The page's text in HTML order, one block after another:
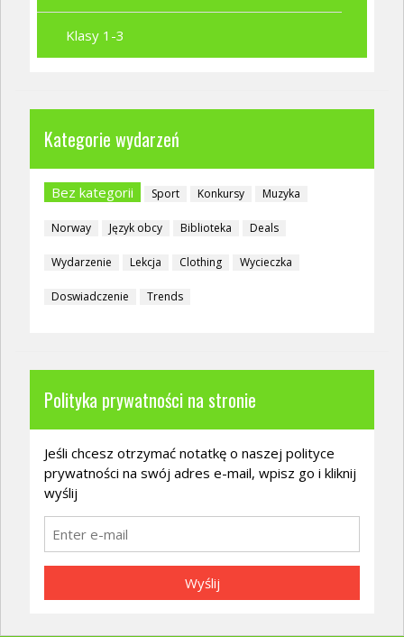
Klasy 1-3
Kategorie wydarzeń
Bez kategorii Sport Konkursy Muzyka
Norway Język obcy Biblioteka Deals
Wydarzenie Lekcja Clothing Wycieczka
Doswiadczenie Trends
Polityka prywatności na stronie
Jeśli chcesz otrzymać notatkę o naszej polityce
prywatności na swój adres e-mail, wpisz go i kliknij
wyślij
Wyślij